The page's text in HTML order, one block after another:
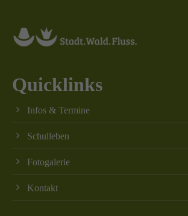
Quicklinks
Infos & Termine
Schulleben
Fotogalerie
Kontakt